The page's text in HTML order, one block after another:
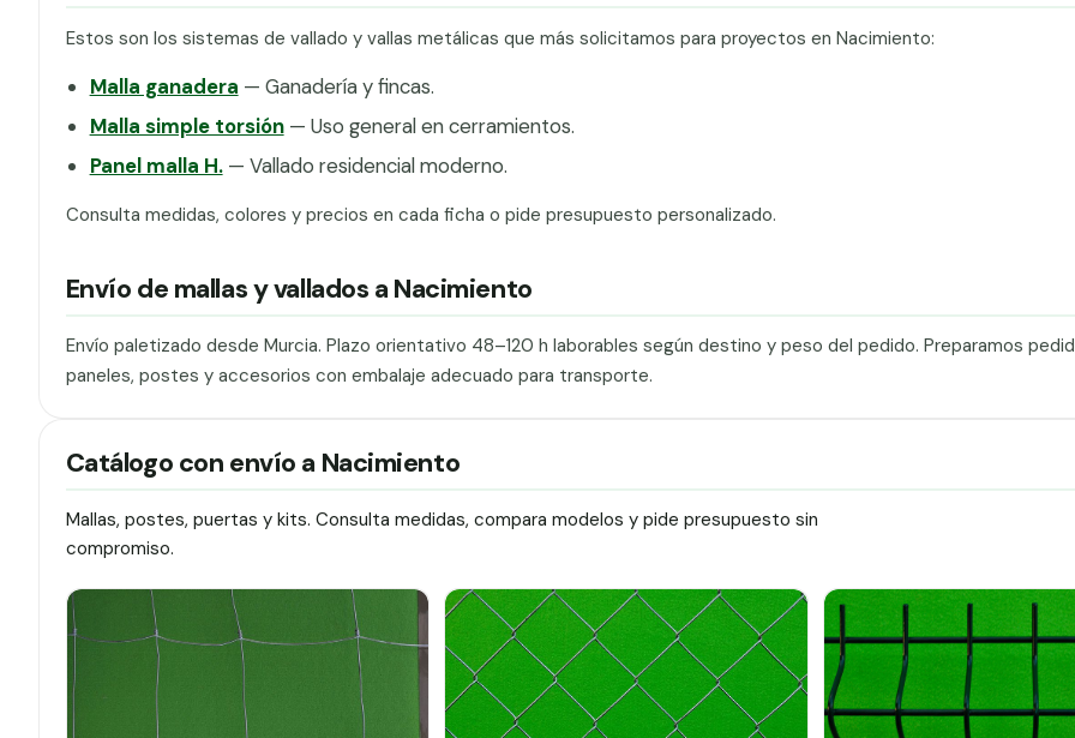
Estos son los sistemas de vallado y vallas metálicas que más solicitamos para proyectos en Nacimiento:
Malla ganadera — Ganadería y fincas.
Malla simple torsión— Uso general en cerramientos.
Panel malla H.— Vallado residencial moderno.
Consulta medidas, colores y precios en cada ficha o pide presupuesto personalizado.
Envío de mallas y vallados a Nacimiento
Envío paletizado desde Murcia. Plazo orientativo 48–120 h laborables según destino y peso del pedido. Preparamos
paneles, postes y accesorios con embalaje adecuado para transporte.
Catálogo con envío a Nacimiento
Mallas, postes, puertas y kits. Consulta medidas, compara modelos y pide presupuesto sin
compromiso.